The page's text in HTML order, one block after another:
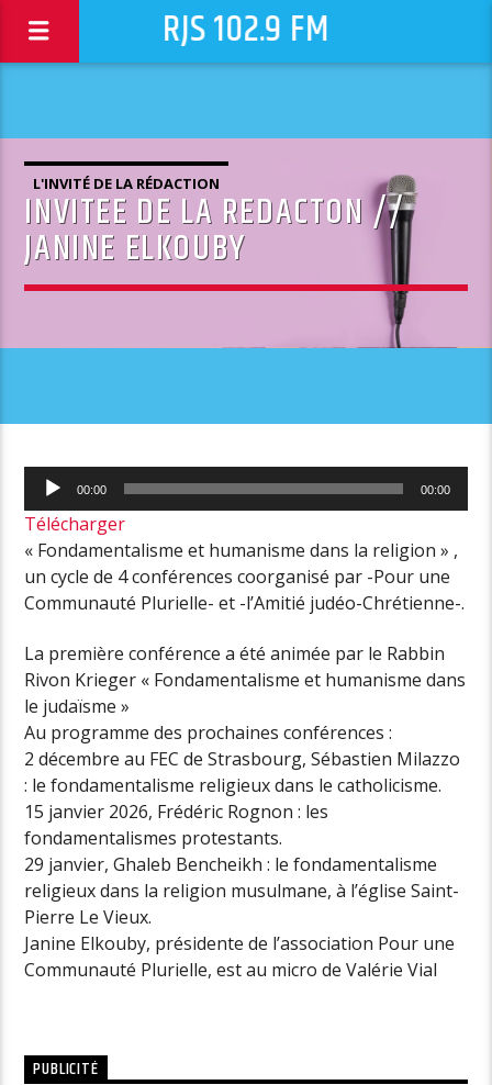
RJS 102.9 FM
L'INVITÉ DE LA RÉDACTION
INVITEE DE LA REDACTON //
JANINE ELKOUBY
Lecteur
audio
00:00 00:00
Télécharger
« Fondamentalisme et humanisme dans la religion » ,
un cycle de 4 conférences coorganisé par -Pour une
Communauté Plurielle- et -l’Amitié judéo-Chrétienne-.
La première conférence a été animée par le Rabbin
Rivon Krieger « Fondamentalisme et humanisme dans
le judaïsme »
Au programme des prochaines conférences :
2 décembre au FEC de Strasbourg, Sébastien Milazzo
: le fondamentalisme religieux dans le catholicisme.
15 janvier 2026, Frédéric Rognon : les
fondamentalismes protestants.
29 janvier, Ghaleb Bencheikh : le fondamentalisme
religieux dans la religion musulmane, à l’église Saint-
Pierre Le Vieux.
Janine Elkouby, présidente de l’association Pour une
Communauté Plurielle, est au micro de Valérie Vial
PUBLICITÉ